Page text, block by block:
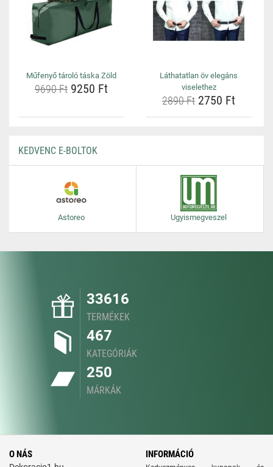
Műfenyő tároló táska Zöld
9690 Ft 9250 Ft
Láthatatlan öv elegáns
viselethez
2890 Ft 2750 Ft
KEDVENC E-BOLTOK
Astoreo Ugyismegveszel
33616
TERMÉKEK
467
KATEGÓRIÁK
250
MÁRKÁK
O NÁS INFORMÁCIÓ